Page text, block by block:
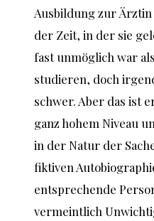
Ausbildung zur
der Zeit, in der sie
fast unmöglich war
studieren, doch
schwer. Aber das ist
ganz hohem Niveau
in der Natur der
fiktiven
entsprechende
vermeintlich